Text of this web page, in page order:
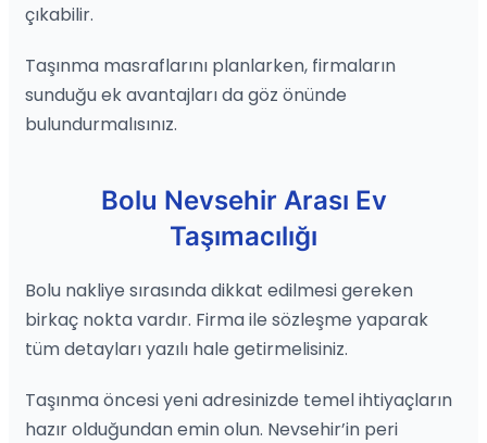
çıkabilir.
Taşınma masraflarını planlarken, firmaların
sunduğu ek avantajları da göz önünde
bulundurmalısınız.
Bolu Nevsehir Arası Ev
Taşımacılığı
Bolu nakliye sırasında dikkat edilmesi gereken
birkaç nokta vardır. Firma ile sözleşme yaparak
tüm detayları yazılı hale getirmelisiniz.
Taşınma öncesi yeni adresinizde temel ihtiyaçların
hazır olduğundan emin olun. Nevsehir’in peri